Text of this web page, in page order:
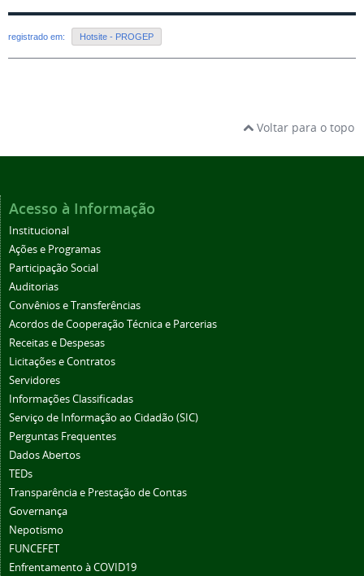
registrado em: Hotsite - PROGEP
Voltar para o topo
Acesso à Informação
Institucional
Ações e Programas
Participação Social
Auditorias
Convênios e Transferências
Acordos de Cooperação Técnica e Parcerias
Receitas e Despesas
Licitações e Contratos
Servidores
Informações Classificadas
Serviço de Informação ao Cidadão (SIC)
Perguntas Frequentes
Dados Abertos
TEDs
Transparência e Prestação de Contas
Governança
Nepotismo
FUNCEFET
Enfrentamento à COVID19